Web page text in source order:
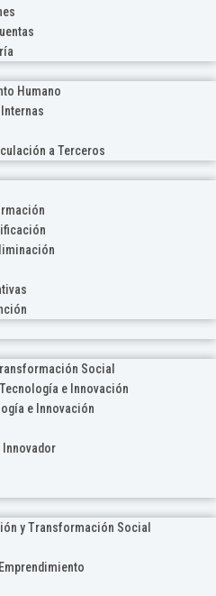
Humano
a Terceros
Social
e Innovación
e Innovación
Innovador
y Transformación Social